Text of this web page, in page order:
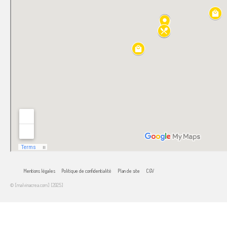
Mentions légales Politique de confidentialité Plan de site CGV
© [malvinacrea.com] [2025]